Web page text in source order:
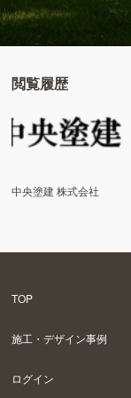
閲覧履歴
中央塗建 株式会社
TOP
施工・デザイン事例
ログイン